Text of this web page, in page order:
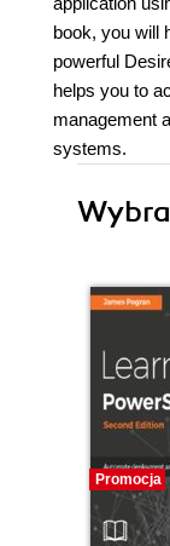
book, you will
powerful
helps you to
management
systems.
Promocja